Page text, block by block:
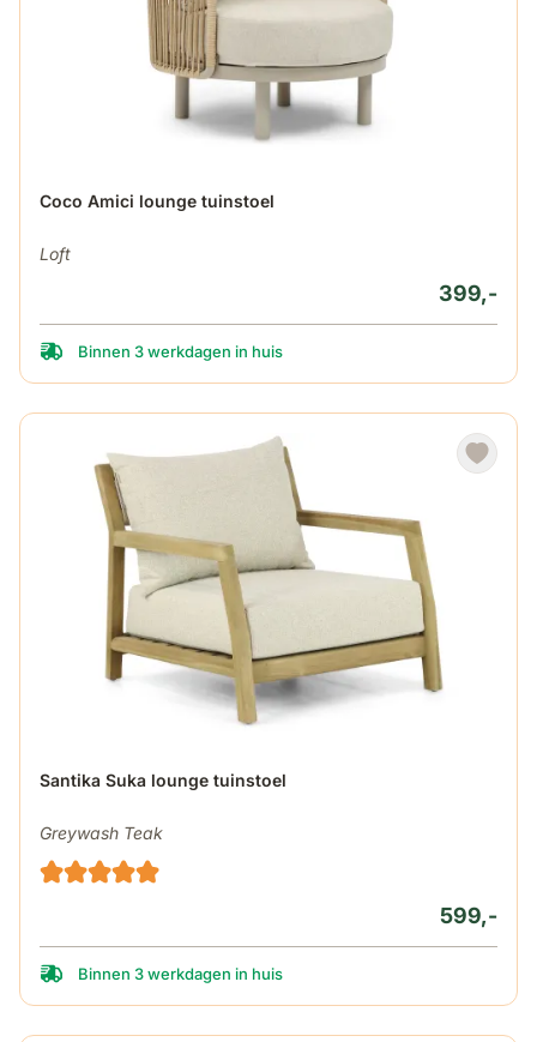
Coco Amici lounge tuinstoel
Loft
399,-
Binnen 3 werkdagen in huis
Santika Suka lounge tuinstoel
Greywash Teak
599,-
Binnen 3 werkdagen in huis